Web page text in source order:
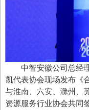
中智安徽公司总经理
凯代表协会现场发布《
与淮南、六安、滁州、
资源服务行业协会共同